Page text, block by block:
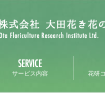
サービス内容 花研